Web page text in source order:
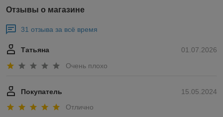
Отзывы о магазине
31 отзыва за всё время
01.07.2026
Татьяна
Очень плохо
15.05.2024
Покупатель
Отлично